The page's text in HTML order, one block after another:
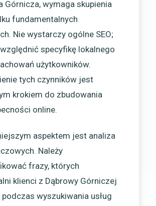
Górnicza, wymaga skupienia
fundamentalnych
Nie wystarczy ogólne SEO;
specyfikę lokalnego
użytkowników.
tych czynników jest
krokiem do zbudowania
online.
aspektem jest analiza
Należy
frazy, których
klienci z Dąbrowy Górniczej
wyszukiwania usług